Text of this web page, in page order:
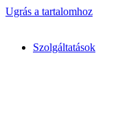
Ugrás a tartalomhoz
Szolgáltatások